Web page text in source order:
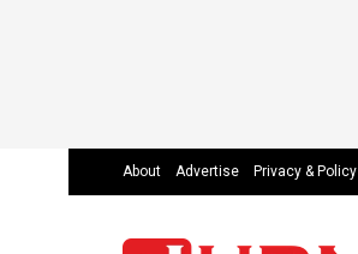
About Advertise Privacy & Policy